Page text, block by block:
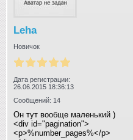
Leha
Новичок
Дата регистрации:
26.06.2015 18:36:13
Сообщений: 14
Он тут вообще маленький )
<div id="pagination">
<p>%number_pages%</p>